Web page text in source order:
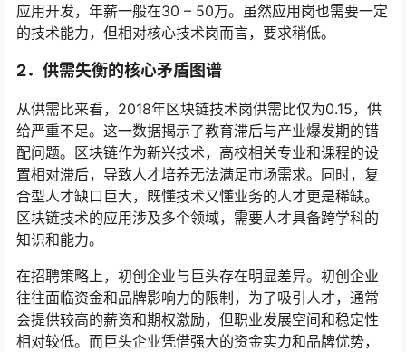
应用开发，年薪一般在30 – 50万。虽然应用岗也需要一定
的技术能力，但相对核心技术岗而言，要求稍低。
2． 供需失衡的核心矛盾图谱
从供需比来看，2018年区块链技术岗供需比仅为0.15，供
给严重不足。这一数据揭示了教育滞后与产业爆发期的错
配问题。区块链作为新兴技术，高校相关专业和课程的设
置相对滞后，导致人才培养无法满足市场需求。同时，复
合型人才缺口巨大，既懂技术又懂业务的人才更是稀缺。
区块链技术的应用涉及多个领域，需要人才具备跨学科的
知识和能力。
在招聘策略上，初创企业与巨头存在明显差异。初创企业
往往面临资金和品牌影响力的限制，为了吸引人才，通常
会提供较高的薪资和期权激励，但职业发展空间和稳定性
相对较低。而巨头企业凭借强大的资金实力和品牌优势，